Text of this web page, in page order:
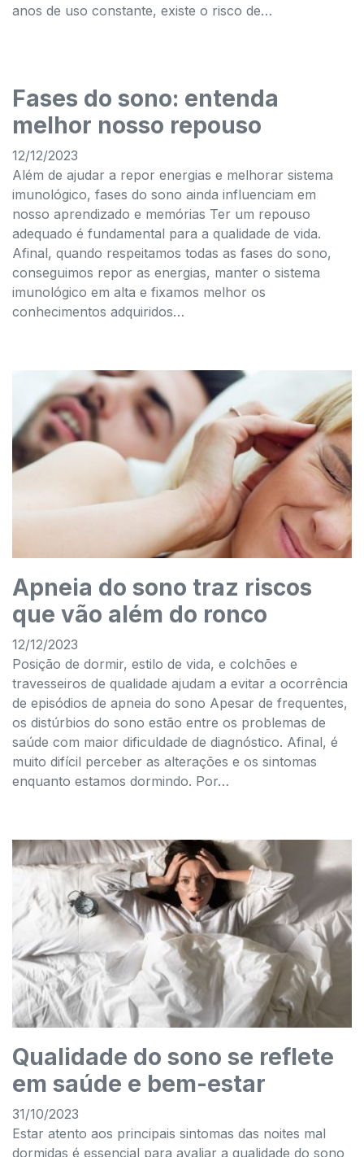
anos de uso constante, existe o risco de…
Fases do sono: entenda
melhor nosso repouso
12/12/2023
Além de ajudar a repor energias e melhorar sistema
imunológico, fases do sono ainda influenciam em
nosso aprendizado e memórias Ter um repouso
adequado é fundamental para a qualidade de vida.
Afinal, quando respeitamos todas as fases do sono,
conseguimos repor as energias, manter o sistema
imunológico em alta e fixamos melhor os
conhecimentos adquiridos…
Apneia do sono traz riscos
que vão além do ronco
12/12/2023
Posição de dormir, estilo de vida, e colchões e
travesseiros de qualidade ajudam a evitar a ocorrência
de episódios de apneia do sono Apesar de frequentes,
os distúrbios do sono estão entre os problemas de
saúde com maior dificuldade de diagnóstico. Afinal, é
muito difícil perceber as alterações e os sintomas
enquanto estamos dormindo. Por…
Qualidade do sono se reflete
em saúde e bem-estar
31/10/2023
Estar atento aos principais sintomas das noites mal
dormidas é essencial para avaliar a qualidade do sono